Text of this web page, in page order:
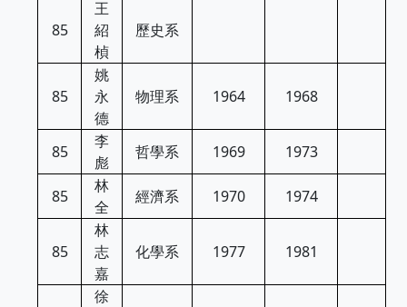
85
王
紹
楨
歷史系
85
姚
永
德
物理系 1964 1968
85
李
彪
哲學系 1969 1973
85
林
全
經濟系 1970 1974
85
林
志
嘉
化學系 1977 1981
徐